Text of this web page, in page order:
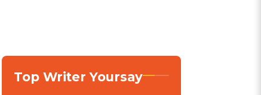
Top Writer Yoursay